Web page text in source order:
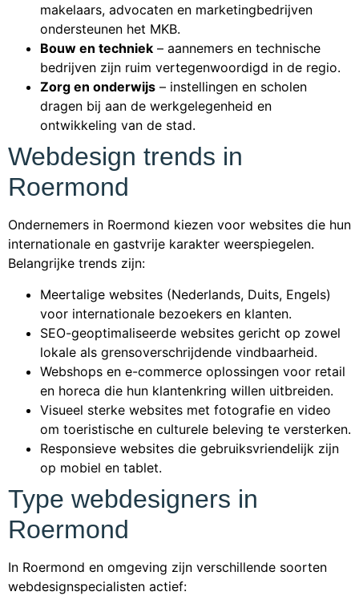
makelaars, advocaten en marketingbedrijven
ondersteunen het MKB.
Bouw en techniek – aannemers en technische
bedrijven zijn ruim vertegenwoordigd in de regio.
Zorg en onderwijs – instellingen en scholen
dragen bij aan de werkgelegenheid en
ontwikkeling van de stad.
Webdesign trends in
Roermond
Ondernemers in Roermond kiezen voor websites die hun
internationale en gastvrije karakter weerspiegelen.
Belangrijke trends zijn:
Meertalige websites (Nederlands, Duits, Engels)
voor internationale bezoekers en klanten.
SEO-geoptimaliseerde websites gericht op zowel
lokale als grensoverschrijdende vindbaarheid.
Webshops en e-commerce oplossingen voor retail
en horeca die hun klantenkring willen uitbreiden.
Visueel sterke websites met fotografie en video
om toeristische en culturele beleving te versterken.
Responsieve websites die gebruiksvriendelijk zijn
op mobiel en tablet.
Type webdesigners in
Roermond
In Roermond en omgeving zijn verschillende soorten
webdesignspecialisten actief: